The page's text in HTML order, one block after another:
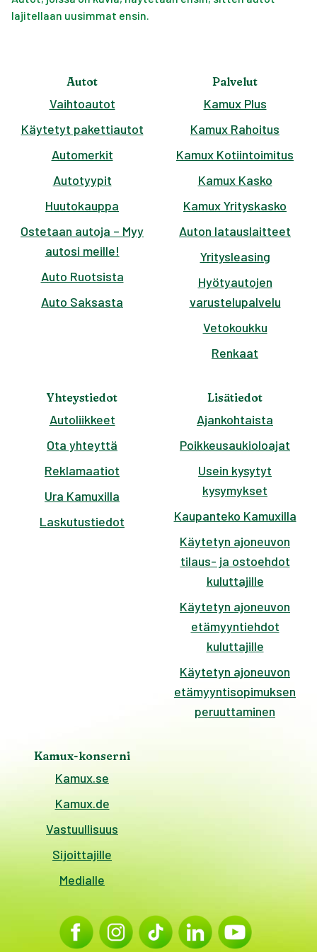
lajitellaan uusimmat ensin.
Autot
Vaihtoautot
Käytetyt pakettiautot
Automerkit
Autotyypit
Huutokauppa
Ostetaan autoja – Myy
autosi meille!
Auto Ruotsista
Auto Saksasta
Palvelut
Kamux Plus
Kamux Rahoitus
Kamux Kotiintoimitus
Kamux Kasko
Kamux Yrityskasko
Auton latauslaitteet
Yritysleasing
Hyötyautojen
varustelupalvelu
Vetokoukku
Renkaat
Yhteystiedot
Autoliikkeet
Ota yhteyttä
Reklamaatiot
Ura Kamuxilla
Laskutustiedot
Lisätiedot
Ajankohtaista
Poikkeusaukioloajat
Usein kysytyt
kysymykset
Kaupanteko Kamuxilla
Käytetyn ajoneuvon
tilaus- ja ostoehdot
kuluttajille
Käytetyn ajoneuvon
etämyyntiehdot
kuluttajille
Käytetyn ajoneuvon
etämyyntisopimuksen
peruuttaminen
Kamux-konserni
Kamux.se
Kamux.de
Vastuullisuus
Sijoittajille
Medialle